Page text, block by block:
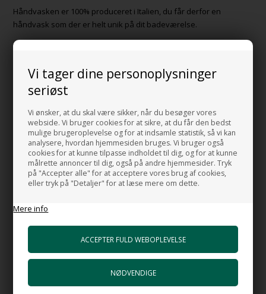
Vi tager dine personoplysninger
seriøst
Vi ønsker, at du skal være sikker, når du besøger vores
webside. Vi bruger cookies for at sikre, at du får den bedst
mulige brugeroplevelse og for at indsamle statistik, så vi kan
analysere, hvordan hjemmesiden bruges. Vi bruger også
cookies for at kunne tilpasse indholdet til dig, og for at kunne
målrette annoncer til dig, også på andre hjemmesider. Tryk
på "Accepter alle" for at acceptere vores brug af cookies,
eller tryk på "Detaljer" for at læse mere om dette.
Mere info
Håndvasken er 100% produceret i Italien, du får derfor en
håndvask som der er helt unik på dit badeværelse.
HUSK OGSÅ DISSE
Bundventil Push AT i hvid porcelæn
+750,00 DKK
Gå til varen
Bundventil free flow AT i hvid porcelæn
+688,00 DKK
Gå til varen
HI-TECH 5 Vandlås luksus udgave
+898,00 DKK